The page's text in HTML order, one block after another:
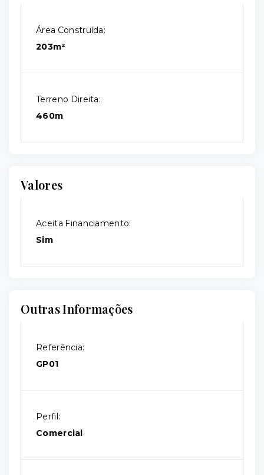
Área Construída:
203m²
Terreno Direita:
460m
Valores
Aceita Financiamento:
Sim
Outras Informações
Referência:
GP01
Perfil:
Comercial